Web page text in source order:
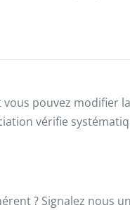
vous pouvez modifier
vérifie
? Signalez nous